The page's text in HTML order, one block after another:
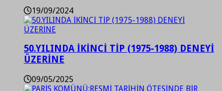
19/09/2024
50.YILINDA İKİNCİ TİP (1975-1988) DENEYİ
ÜZERİNE
09/05/2025